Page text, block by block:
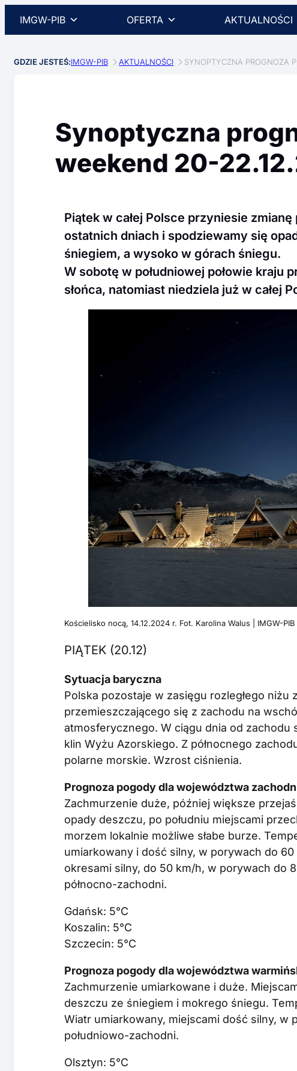
IMGW-PIB OFERTA AKTUALNOŚCI
GDZIE JESTEŚ:IMGW-PIB AKTUALNOŚCI SYNOPTYCZNA PROGNOZA
Synoptyczna
weekend 20-
Piątek w całej Polsce przyniesie
ostatnich dniach i spodziewamy się
śniegiem, a wysoko w górach śniegu.
W sobotę w południowej połowie kraju
słońca, natomiast niedziela już w całej
Kościelisko nocą, 14.12.2024 r. Fot. Karolina Walus | IMGW-PIB
PIĄTEK (20.12)
Sytuacja baryczna
Polska pozostaje w zasięgu rozległego niżu
przemieszczającego się z zachodu na
atmosferycznego. W ciągu dnia od
klin Wyżu Azorskiego. Z północnego
polarne morskie. Wzrost ciśnienia.
Prognoza pogody dla województwa
Zachmurzenie duże, później większe
opady deszczu, po południu miejscami
morzem lokalnie możliwe słabe burze.
umiarkowany i dość silny, w porywach do
okresami silny, do 50 km/h, w porywach do
północno-zachodni.
Gdańsk: 5°C
Koszalin: 5°C
Szczecin: 5°C
Prognoza pogody dla województwa
Zachmurzenie umiarkowane i duże.
deszczu ze śniegiem i mokrego śniegu.
Wiatr umiarkowany, miejscami dość silny, w
południowo-zachodni.
Olsztyn: 5°C